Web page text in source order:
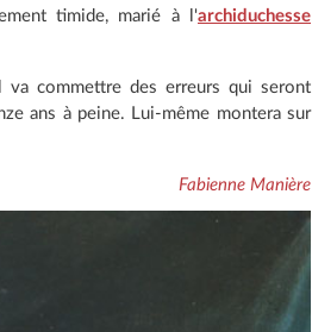
timide, marié à l'archiduchesse
commettre des erreurs qui seront
ans à peine. Lui-même montera sur
Fabienne Manière